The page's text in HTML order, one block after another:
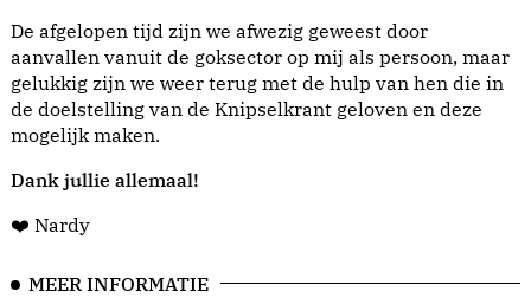
De afgelopen tijd zijn we afwezig geweest door
aanvallen vanuit de goksector op mij als persoon, maar
gelukkig zijn we weer terug met de hulp van hen die in
de doelstelling van de Knipselkrant geloven en deze
mogelijk maken.
Dank jullie allemaal!
❤️ Nardy
MEER INFORMATIE